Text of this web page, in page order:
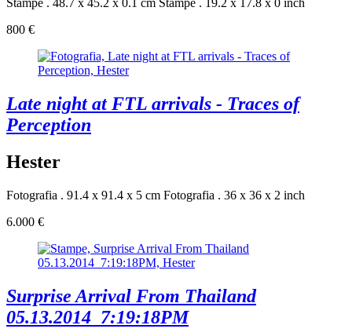
Stampe . 48.7 x 45.2 x 0.1 cm Stampe . 19.2 x 17.8 x 0 inch
800 €
Late night at FTL arrivals - Traces of
Perception
Hester
Fotografia . 91.4 x 91.4 x 5 cm Fotografia . 36 x 36 x 2 inch
6.000 €
Surprise Arrival From Thailand
05.13.2014_7:19:18PM